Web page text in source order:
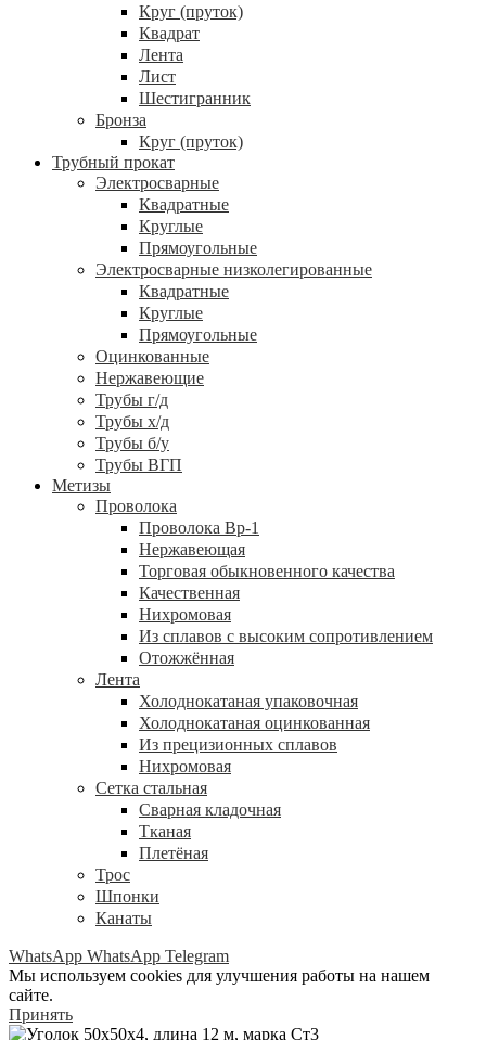
Круг (пруток)
Квадрат
Лента
Лист
Шестигранник
Бронза
Круг (пруток)
Трубный прокат
Электросварные
Квадратные
Круглые
Прямоугольные
Электросварные низколегированные
Квадратные
Круглые
Прямоугольные
Оцинкованные
Нержавеющие
Трубы г/д
Трубы х/д
Трубы б/у
Трубы ВГП
Метизы
Проволока
Проволока Вр-1
Нержавеющая
Торговая обыкновенного качества
Качественная
Нихромовая
Из сплавов с высоким сопротивлением
Отожжённая
Лента
Холоднокатаная упаковочная
Холоднокатаная оцинкованная
Из прецизионных сплавов
Нихромовая
Сетка стальная
Сварная кладочная
Тканая
Плетёная
Трос
Шпонки
Канаты
WhatsApp WhatsApp Telegram
Мы используем cookies для улучшения работы на нашем
сайте.
Принять